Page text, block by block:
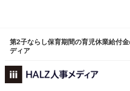
第2子ならし保育期間の育児休業給付
ディア